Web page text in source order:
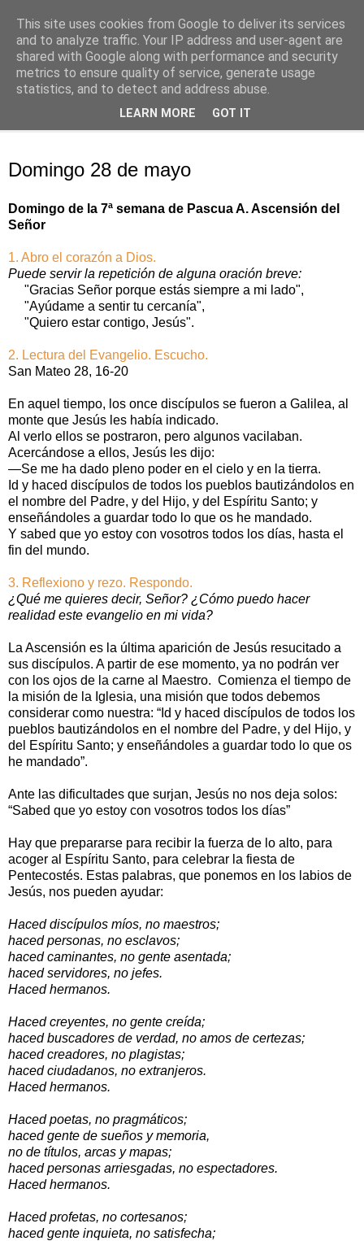
Oración personal
con el Evangelio de cada día
Domingo 28 de mayo
Domingo de la 7ª semana de Pascua A. Ascensión del
Señor
1. Abro el corazón a Dios.
Puede servir la repetición de alguna oración breve:
"Gracias Señor porque estás siempre a mi lado",
"Ayúdame a sentir tu cercanía",
"Quiero estar contigo, Jesús".
2. Lectura del Evangelio. Escucho.
San Mateo 28, 16‑20
En aquel tiempo, los once discípulos se fueron a Galilea, al
monte que Jesús les había indicado.
Al verlo ellos se postraron, pero algunos vacilaban.
Acercándose a ellos, Jesús les dijo:
—Se me ha dado pleno poder en el cielo y en la tierra.
Id y haced discípulos de todos los pueblos bautizándolos en
el nombre del Padre, y del Hijo, y del Espíritu Santo; y
enseñándoles a guardar todo lo que os he mandado.
Y sabed que yo estoy con vosotros todos los días, hasta el
fin del mundo.
3. Reflexiono y rezo. Respondo.
¿Qué me quieres decir, Señor? ¿Cómo puedo hacer
realidad este evangelio en mi vida?
La Ascensión es la última aparición de Jesús resucitado a
sus discípulos. A partir de ese momento, ya no podrán ver
con los ojos de la carne al Maestro. Comienza el tiempo de
la misión de la Iglesia, una misión que todos debemos
considerar como nuestra: “Id y haced discípulos de todos los
pueblos bautizándolos en el nombre del Padre, y del Hijo, y
del Espíritu Santo; y enseñándoles a guardar todo lo que os
he mandado”.
Ante las dificultades que surjan, Jesús no nos deja solos:
“Sabed que yo estoy con vosotros todos los días”
Hay que prepararse para recibir la fuerza de lo alto, para
acoger al Espíritu Santo, para celebrar la fiesta de
Pentecostés. Estas palabras, que ponemos en los labios de
Jesús, nos pueden ayudar:
Haced discípulos míos, no maestros;
haced personas, no esclavos;
haced caminantes, no gente asentada;
haced servidores, no jefes.
Haced hermanos.
Haced creyentes, no gente creída;
haced buscadores de verdad, no amos de certezas;
haced creadores, no plagistas;
haced ciudadanos, no extranjeros.
Haced hermanos.
Haced poetas, no pragmáticos;
haced gente de sueños y memoria,
no de títulos, arcas y mapas;
haced personas arriesgadas, no espectadores.
Haced hermanos.
Haced profetas, no cortesanos;
haced gente inquieta, no satisfecha;
This site uses cookies from Google to deliver its services
and to analyze traffic. Your IP address and user-agent are
shared with Google along with performance and security
metrics to ensure quality of service, generate usage
statistics, and to detect and address abuse.
LEARN MORE GOT IT